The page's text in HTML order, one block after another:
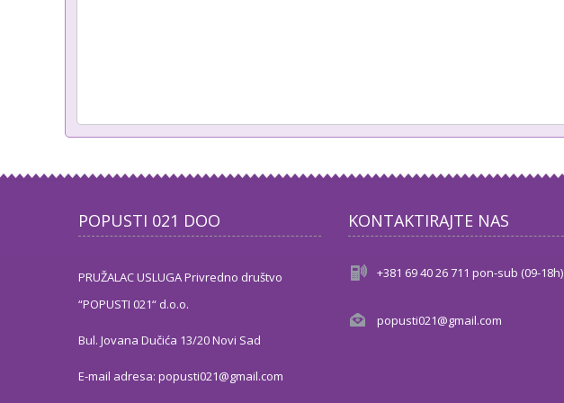
POPUSTI 021 DOO
PRUŽALAC USLUGA Privredno društvo
“POPUSTI 021“ d.o.o.
Bul. Jovana Dučića 13/20 Novi Sad
E-mail adresa: popusti021@gmail.com
KONTAKTIRAJTE NAS
+381 69 40 26 711 pon-sub (09-18h)
popusti021@gmail.com